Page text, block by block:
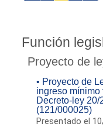
Función
Proyecto de
• Proyecto de
ingreso mínimo
Decreto-ley 20/
(121/000025)
Presentado el